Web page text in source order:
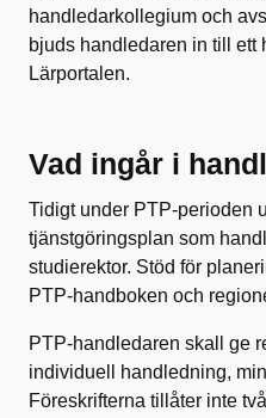
handledarkollegium och
bjuds handledaren in till ett
Lärportalen.
Vad ingår i
Tidigt under PTP-perioden
tjänstgöringsplan som
studierektor. Stöd för
PTP-handboken och
PTP-handledaren skall ge
individuell handledning,
Föreskrifterna tillåter inte